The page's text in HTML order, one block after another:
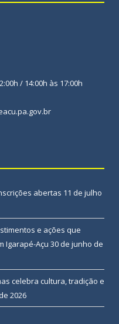
/ 14:00h às 17:00h
abertas 11 de julho
e ações que
Igarapé-Açu 30 de junho de
celebra cultura, tradição e
2026